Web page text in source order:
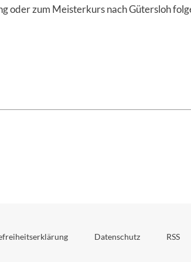
oder zum Meisterkurs nach Gütersloh
Datenschutz RSS